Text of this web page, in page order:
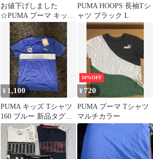
お値下げしました
☆PUMA プーマ キッズ
Tシャツ ブラック 150
PUMA HOOPS 長袖Tシ
ャツ ブラック L
¥ 1,100
PUMA キッズ Tシャツ
160 ブルー 新品タグ付
き
10%OFF
¥ 720
PUMA プーマ Tシャツ
マルチカラー